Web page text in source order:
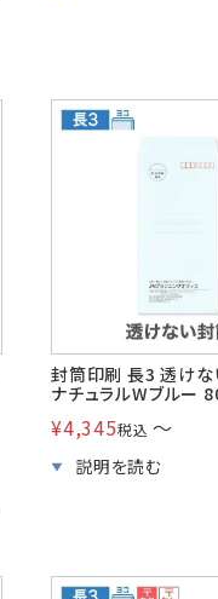
封筒印刷 長3 透けな
ナチュラルWブルー
¥4,345税込 〜